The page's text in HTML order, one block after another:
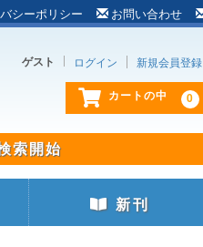
シーポリシー お問い合わせ
ゲスト ログイン 新規会員登録
カートの中 0
新刊